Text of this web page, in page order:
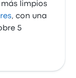
más limpios
, con una
5